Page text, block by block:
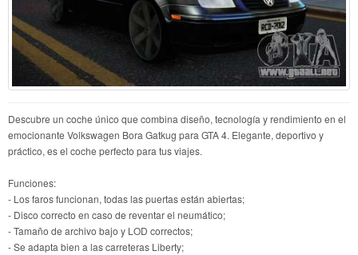
Descubre un coche único que combina diseño, tecnología y rendimiento en el
emocionante Volkswagen Bora Gatkug para GTA 4. Elegante, deportivo y
práctico, es el coche perfecto para tus viajes.
Funciones:
- Los faros funcionan, todas las puertas están abiertas;
- Disco correcto en caso de reventar el neumático;
- Tamaño de archivo bajo y LOD correctos;
- Se adapta bien a las carreteras Liberty;